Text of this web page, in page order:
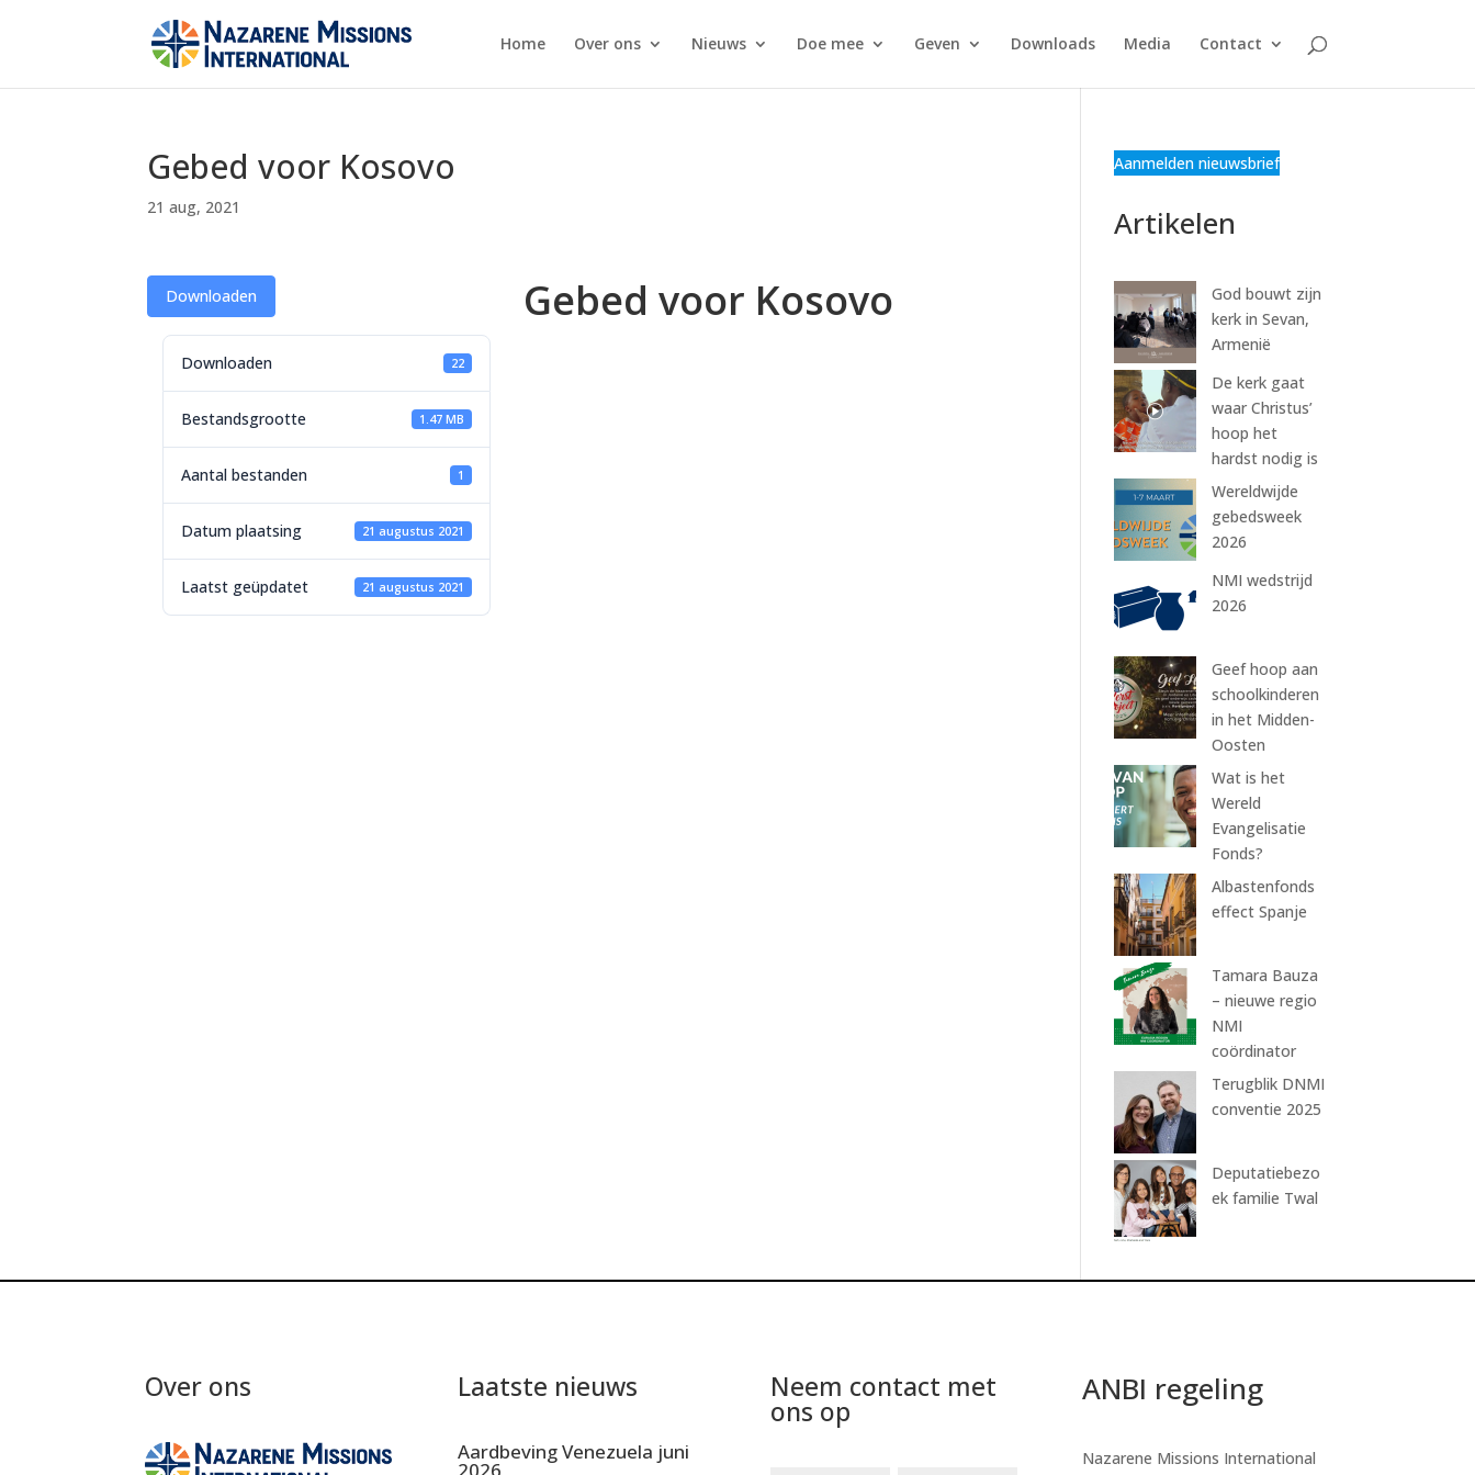
Home Over ons Nieuws Doe mee Geven Downloads Media Contact
Gebed voor Kosovo
21 aug, 2021
Downloaden
Downloaden 22
Bestandsgrootte 1.47 MB
Aantal bestanden 1
Datum plaatsing 21 augustus 2021
Laatst geüpdatet 21 augustus 2021
Gebed voor Kosovo
Aanmelden nieuwsbrief
Artikelen
God bouwt zijn
kerk in Sevan,
Armenië
De kerk gaat
waar Christus’
hoop het
hardst nodig is
Wereldwijde
gebedsweek
2026
NMI wedstrijd
2026
Geef hoop aan
schoolkinderen
in het Midden-
Oosten
Wat is het
Wereld
Evangelisatie
Fonds?
Albastenfonds
effect Spanje
Tamara Bauza
– nieuwe regio
NMI
coördinator
Terugblik DNMI
conventie 2025
Deputatiebezo
ek familie Twal
Over ons Laatste nieuws
Aardbeving Venezuela juni
Neem contact met
ons op
ANBI regeling
Nazarene Missions International